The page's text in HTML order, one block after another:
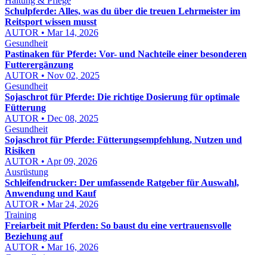
Schulpferde: Alles, was du über die treuen Lehrmeister im
Reitsport wissen musst
AUTOR • Mar 14, 2026
Gesundheit
Pastinaken für Pferde: Vor- und Nachteile einer besonderen
Futterergänzung
AUTOR • Nov 02, 2025
Gesundheit
Sojaschrot für Pferde: Die richtige Dosierung für optimale
Fütterung
AUTOR • Dec 08, 2025
Gesundheit
Sojaschrot für Pferde: Fütterungsempfehlung, Nutzen und
Risiken
AUTOR • Apr 09, 2026
Ausrüstung
Schleifendrucker: Der umfassende Ratgeber für Auswahl,
Anwendung und Kauf
AUTOR • Mar 24, 2026
Training
Freiarbeit mit Pferden: So baust du eine vertrauensvolle
Beziehung auf
AUTOR • Mar 16, 2026